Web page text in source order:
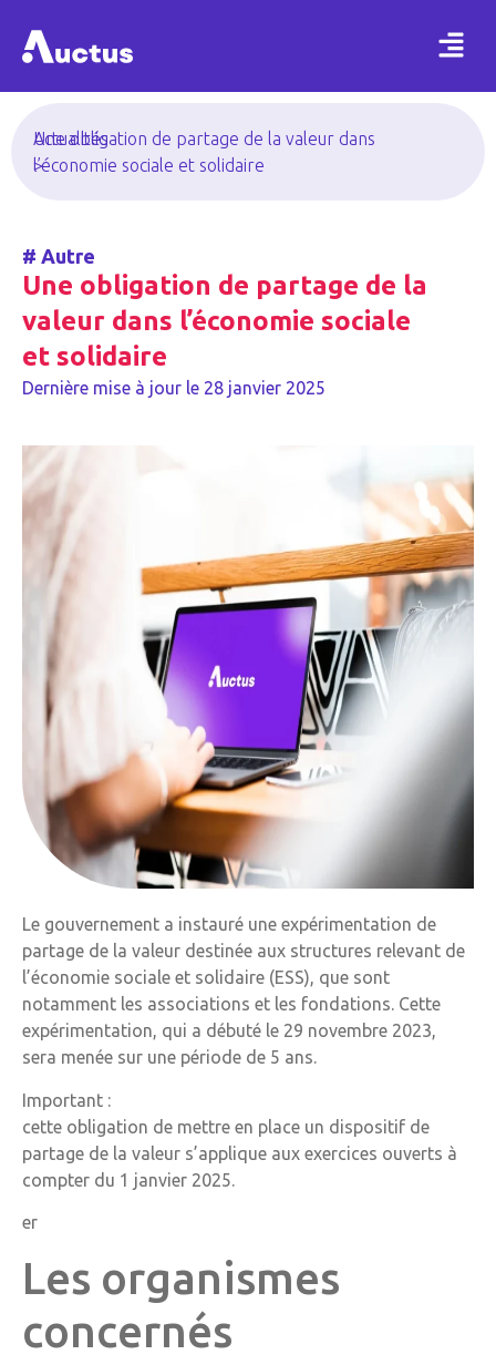
Actualités
>
Une obligation de partage de la valeur dans
l’économie sociale et solidaire
# Autre
Une obligation de partage de la
valeur dans l’économie sociale
et solidaire
Dernière mise à jour le 28 janvier 2025
Le gouvernement a instauré une expérimentation de
partage de la valeur destinée aux structures relevant de
l’économie sociale et solidaire (ESS), que sont
notamment les associations et les fondations. Cette
expérimentation, qui a débuté le 29 novembre 2023,
sera menée sur une période de 5 ans.
Important :
cette obligation de mettre en place un dispositif de
partage de la valeur s’applique aux exercices ouverts à
compter du 1 janvier 2025.
er
Les organismes
concernés